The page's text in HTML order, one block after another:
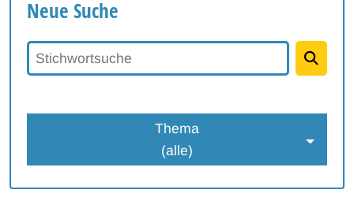
Neue Suche
Stichwortsuche
Thema
(alle)